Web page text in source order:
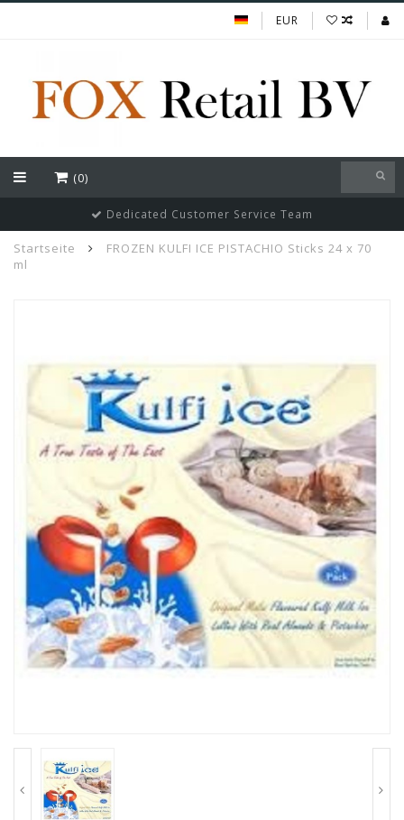
EUR
(0)
Dedicated Customer Service Team
Startseite
FROZEN KULFI ICE PISTACHIO Sticks 24 x 70
ml